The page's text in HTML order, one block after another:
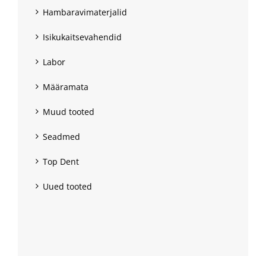
Hambaravimaterjalid
Isikukaitsevahendid
Labor
Määramata
Muud tooted
Seadmed
Top Dent
Uued tooted